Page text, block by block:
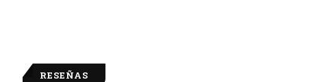
RESEÑAS